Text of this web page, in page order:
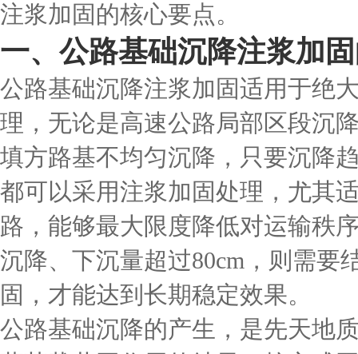
注浆加固的核心要点。
一、公路基础沉降注浆加
公路基础沉降注浆加固适用于绝
理，无论是高速公路局部区段沉
填方路基不均匀沉降，只要沉降
都可以采用注浆加固处理，尤其
路，能够最大限度降低对运输秩
沉降、下沉量超过80cm，则需要
固，才能达到长期稳定效果。
公路基础沉降的产生，是先天地